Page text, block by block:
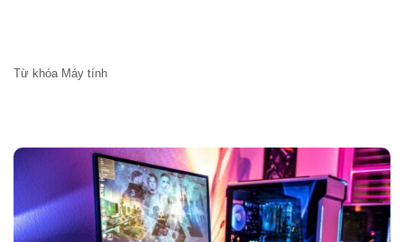
Từ khóa Máy tính